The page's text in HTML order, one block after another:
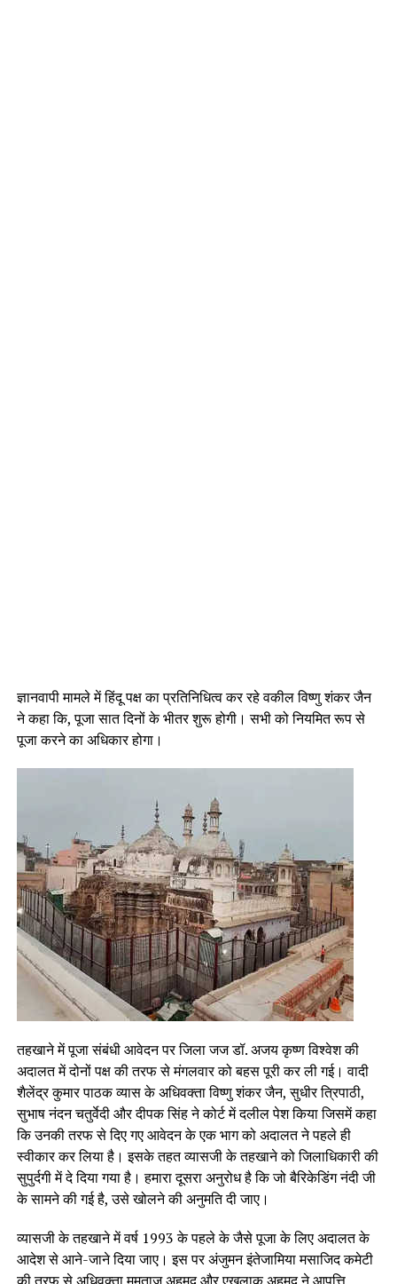
ज्ञानवापी मामले में हिंदू पक्ष का प्रतिनिधित्व कर रहे वकील विष्णु शंकर जैन
ने कहा कि, पूजा सात दिनों के भीतर शुरू होगी। सभी को नियमित रूप से
पूजा करने का अधिकार होगा।
तहखाने में पूजा संबंधी आवेदन पर जिला जज डॉ. अजय कृष्ण विश्वेश की
अदालत में दोनों पक्ष की तरफ से मंगलवार को बहस पूरी कर ली गई। वादी
शैलेंद्र कुमार पाठक व्यास के अधिवक्ता विष्णु शंकर जैन, सुधीर त्रिपाठी,
सुभाष नंदन चतुर्वेदी और दीपक सिंह ने कोर्ट में दलील पेश किया जिसमें कहा
कि उनकी तरफ से दिए गए आवेदन के एक भाग को अदालत ने पहले ही
स्वीकार कर लिया है। इसके तहत व्यासजी के तहखाने को जिलाधिकारी की
सुपुर्दगी में दे दिया गया है। हमारा दूसरा अनुरोध है कि जो बैरिकेडिंग नंदी जी
के सामने की गई है, उसे खोलने की अनुमति दी जाए।
व्यासजी के तहखाने में वर्ष 1993 के पहले के जैसे पूजा के लिए अदालत के
आदेश से आने-जाने दिया जाए। इस पर अंजुमन इंतेजामिया मसाजिद कमेटी